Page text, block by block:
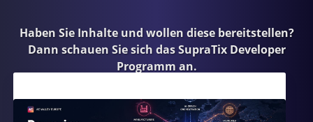
Haben Sie Inhalte und wollen diese bereitstellen?
Dann schauen Sie sich dasSupraTix Developer
Programman.